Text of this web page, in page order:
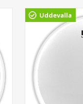
Uddevalla